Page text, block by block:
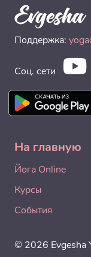
Поддержка:
Соц. сети
На главную
Йога Online
Курсы
События
© 2026 Evgesha